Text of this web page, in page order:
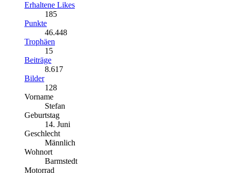
Erhaltene Likes
185
Punkte
46.448
Trophäen
15
Beiträge
8.617
Bilder
128
Vorname
Stefan
Geburtstag
14. Juni
Geschlecht
Männlich
Wohnort
Barmstedt
Motorrad